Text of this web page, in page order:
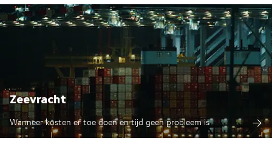
Zeevracht
Wanneer kosten er toe doen en tijd geen probleem is